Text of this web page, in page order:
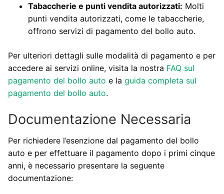
Tabaccherie e punti vendita autorizzati: Molti
punti vendita autorizzati, come le tabaccherie,
offrono servizi di pagamento del bollo auto.
Per ulteriori dettagli sulle modalità di pagamento e per
accedere ai servizi online, visita la nostra FAQ sul
pagamento del bollo auto e la guida completa sul
pagamento del bollo auto.
Documentazione Necessaria
Per richiedere l’esenzione dal pagamento del bollo
auto e per effettuare il pagamento dopo i primi cinque
anni, è necessario presentare la seguente
documentazione: